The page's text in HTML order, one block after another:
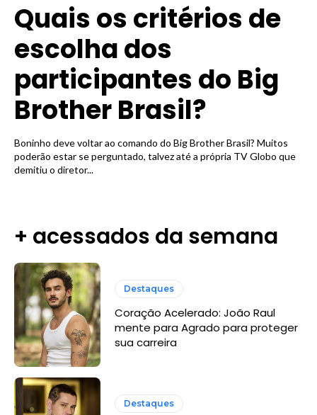
Quais os critérios de
escolha dos
participantes do Big
Brother Brasil?
Boninho deve voltar ao comando do Big Brother Brasil? Muitos
poderão estar se perguntado, talvez até a própria TV Globo que
demitiu o diretor...
+ acessados da semana
Destaques
Coração Acelerado: João Raul
mente para Agrado para proteger
sua carreira
Destaques